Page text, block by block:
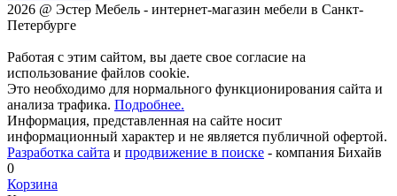
2026 @ Эстер Мебель - интернет-магазин мебели в Санкт-
Петербурге
Работая с этим сайтом, вы даете свое согласие на
использование файлов cookie.
Это необходимо для нормального функционирования сайта и
анализа трафика. Подробнее.
Информация, представленная на сайте носит
информационный характер и не является публичной офертой.
Разработка сайта и продвижение в поиске - компания Бихайв
0
Корзина